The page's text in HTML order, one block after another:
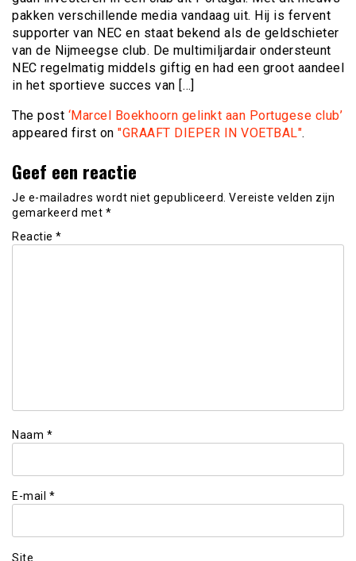
pakken verschillende media vandaag uit. Hij is fervent
supporter van NEC en staat bekend als de geldschieter
van de Nijmeegse club. De multimiljardair ondersteunt
NEC regelmatig middels giftig en had een groot aandeel
in het sportieve succes van […]
The post ‘Marcel Boekhoorn gelinkt aan Portugese club’
appeared first on "GRAAFT DIEPER IN VOETBAL".
Geef een reactie
Je e-mailadres wordt niet gepubliceerd. Vereiste velden zijn
gemarkeerd met *
Reactie *
Naam *
E-mail *
Site